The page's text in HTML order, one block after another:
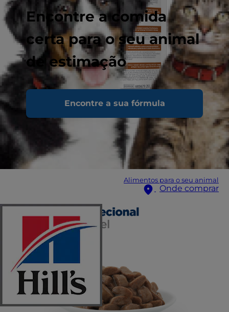
Encontre a comida
certa para o seu animal
de estimação
Encontre a sua fórmula
Alimentos para o seu animal
Onde comprar